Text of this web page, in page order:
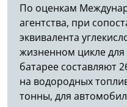
По оценкам
агентства, при
эквивалента
жизненном цикле
батарее составляют
на водородных
тонны, для